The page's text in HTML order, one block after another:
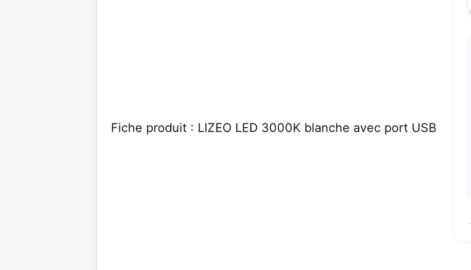
Fiche produit : LIZEO LED 3000K blanche avec port USB